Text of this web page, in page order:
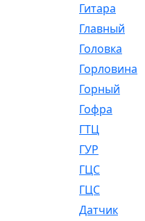
Гитара
Главный
Головка
Горловина
Горный
Гофра
ГТЦ
ГУР
ГЦC
ГЦС
Датчик